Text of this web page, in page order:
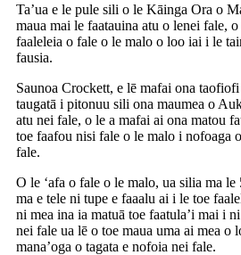
Ta’ua e le pule sili o le Kāinga Ora o
maua mai le faatauina atu o lenei fale,
faaleleia o fale o le malo o loo iai i le
fausia.
Saunoa Crockett, e lē mafai ona
taugatā i pitonuu sili ona maumea o
atu nei fale, o le a mafai ai ona matou
toe faafou nisi fale o le malo i nofoaga
fale.
O le ‘afa o fale o le malo, ua silia ma le
ma e tele ni tupe e faaalu ai i le toe
ni mea ina ia matuā toe faatula’i mai i
nei fale ua lē o toe maua uma ai mea o
mana’oga o tagata e nofoia nei fale.